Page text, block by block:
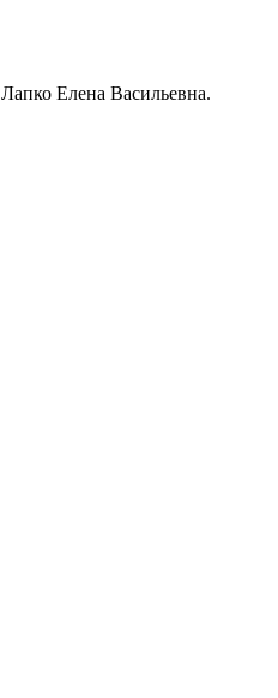
Елена Васильевна.